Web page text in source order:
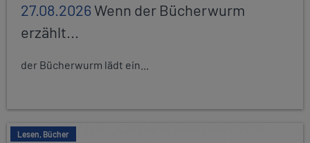
27.08.2026Wenn der Bücherwurm
erzählt...
der Bücherwurm lädt ein...
Lesen, Bücher